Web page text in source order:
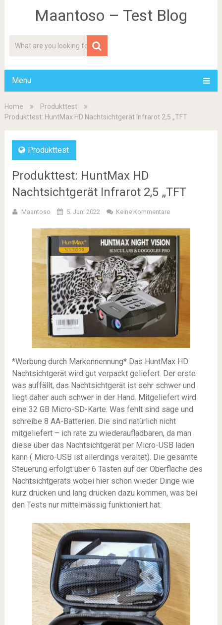
Maantoso – Test Blog
Menu
Home
Produkttest
Produkttest: HuntMax HD Nachtsichtgerät Infrarot 2,5 „TFT
Produkttest
Produkttest: HuntMax HD
Nachtsichtgerät Infrarot 2,5 „TFT
Maantoso 5. Juni 2022 Keine Kommentare
*Werbung durch Markennennung* Das HuntMax HD
Nachtsichtgerät wird gut verpackt geliefert. Der erste
was auffällt, das Nachtsichtgerät ist sehr schwer und
liegt daher auch schwer in der Hand. Mitgeliefert wird
eine 32 GB Micro-SD-Karte. Was fehlt sind sage und
schreibe 8 AA-Batterien. Die sind natürlich nicht
mitgeliefert – ich rate zu wiederaufladbaren, da man
diese über das Nachtsichtgerät per Micro-USB laden
kann ( Micro-USB ist allerdings veraltet). Die gesamte
Steuerung erfolgt über 6 Tasten auf der Oberfläche des
Nachtsichtgeräts wobei hier schon wieder Dinge wie
kurz drücken und lang drücken dazu kommen, was bei
den Tests nur mittelmässig funktioniert hat.